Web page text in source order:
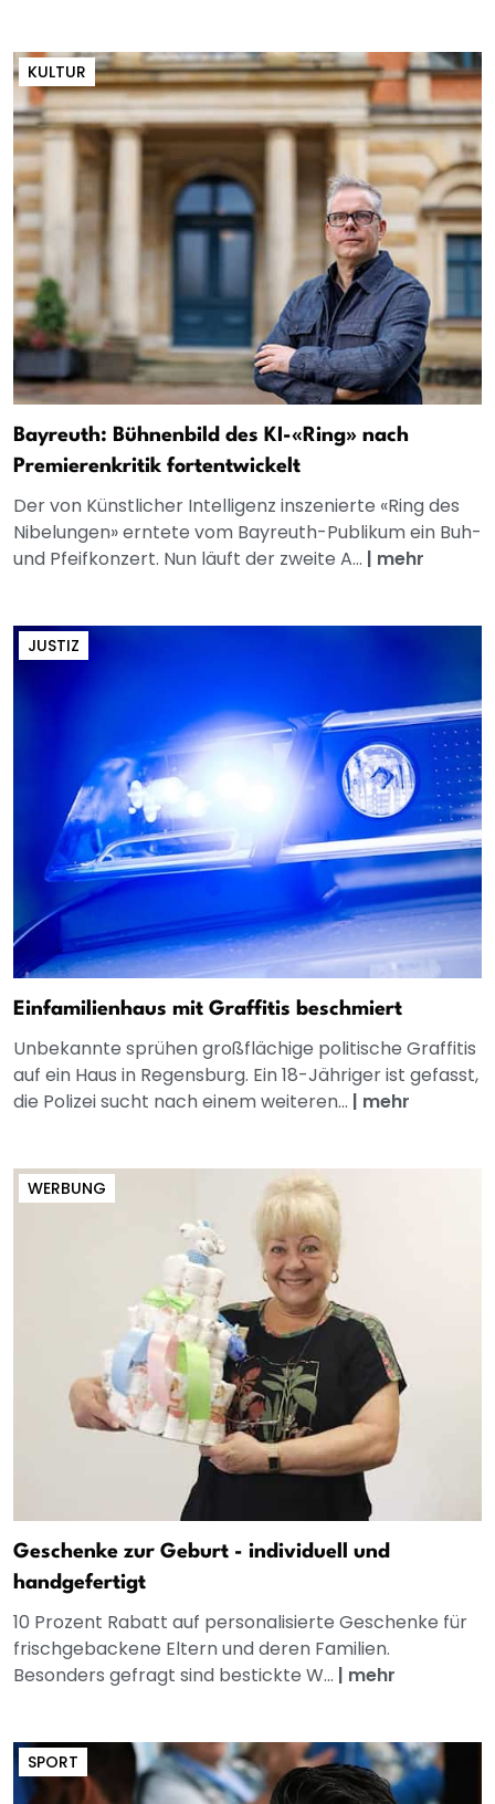
KULTUR
Bayreuth: Bühnenbild des KI-«Ring» nach
Premierenkritik fortentwickelt
Der von Künstlicher Intelligenz inszenierte «Ring des
Nibelungen» erntete vom Bayreuth-Publikum ein Buh-
und Pfeifkonzert. Nun läuft der zweite A... | mehr
JUSTIZ
Einfamilienhaus mit Graffitis beschmiert
Unbekannte sprühen großflächige politische Graffitis
auf ein Haus in Regensburg. Ein 18-Jähriger ist gefasst,
die Polizei sucht nach einem weiteren... | mehr
WERBUNG
Geschenke zur Geburt - individuell und
handgefertigt
10 Prozent Rabatt auf personalisierte Geschenke für
frischgebackene Eltern und deren Familien.
Besonders gefragt sind bestickte W... | mehr
SPORT